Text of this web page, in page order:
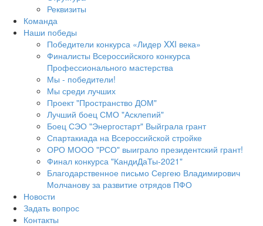
Реквизиты
Команда
Наши победы
Победители конкурса «Лидер XXI века»
Финалисты Всероссийского конкурса
Профессионального мастерства
Мы - победители!
Мы среди лучших
Проект "Пространство ДОМ"
Лучший боец СМО "Асклепий"
Боец СЭО "Энергостарт" Выйграла грант
Спартакиада на Всероссийской стройке
ОРО МООО "РСО" выиграло президентский грант!
Финал конкурса "КандиДаТы-2021"
Благодарственное письмо Сергею Владимирович
Молчанову за развитие отрядов ПФО
Новости
Задать вопрос
Контакты